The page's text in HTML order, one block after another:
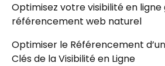
Optimisez votre visibilité en ligne
référencement web naturel
Optimiser le Référencement
Clés de la Visibilité en Ligne